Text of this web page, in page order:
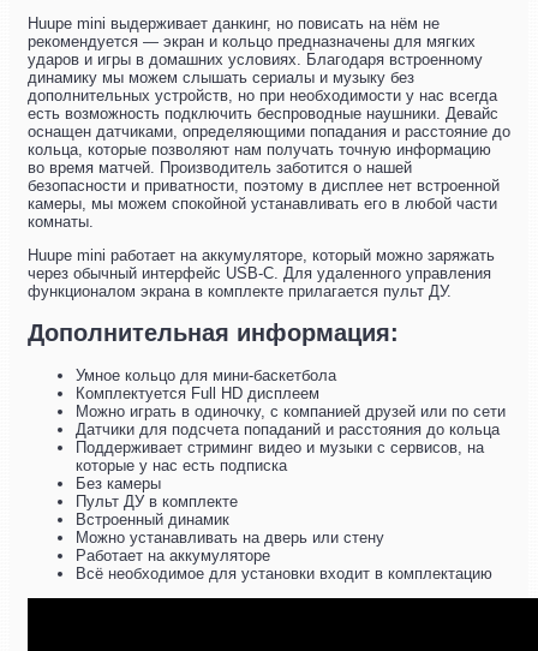
Huupe mini выдерживает данкинг, но повисать на нём не
рекомендуется — экран и кольцо предназначены для мягких
ударов и игры в домашних условиях. Благодаря встроенному
динамику мы можем слышать сериалы и музыку без
дополнительных устройств, но при необходимости у нас всегда
есть возможность подключить беспроводные наушники. Девайс
оснащен датчиками, определяющими попадания и расстояние до
кольца, которые позволяют нам получать точную информацию
во время матчей. Производитель заботится о нашей
безопасности и приватности, поэтому в дисплее нет встроенной
камеры, мы можем спокойной устанавливать его в любой части
комнаты.
Huupe mini работает на аккумуляторе, который можно заряжать
через обычный интерфейс USB-C. Для удаленного управления
функционалом экрана в комплекте прилагается пульт ДУ.
Дополнительная информация:
Умное кольцо для мини-баскетбола
Комплектуется Full HD дисплеем
Можно играть в одиночку, с компанией друзей или по сети
Датчики для подсчета попаданий и расстояния до кольца
Поддерживает стриминг видео и музыки с сервисов, на
которые у нас есть подписка
Без камеры
Пульт ДУ в комплекте
Встроенный динамик
Можно устанавливать на дверь или стену
Работает на аккумуляторе
Всё необходимое для установки входит в комплектацию